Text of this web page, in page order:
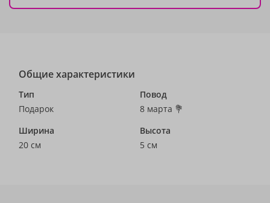
Общие характеристики
Тип
Подарок
Повод
8 марта 💐
Ширина
20 см
Высота
5 см